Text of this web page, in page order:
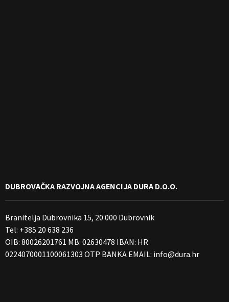
DUBROVAČKA RAZVOJNA AGENCIJA DURA D.O.O.
Branitelja Dubrovnika 15, 20 000 Dubrovnik
Tel: +385 20 638 236
OIB: 80026201761 MB: 02630478 IBAN: HR
0224070001100061303 OTP BANKA EMAIL: info@dura.hr